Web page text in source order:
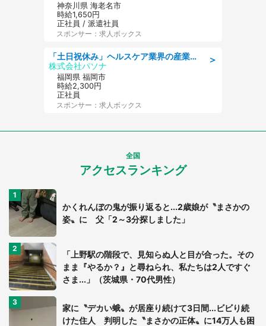
神奈川県 海老名市
時給1,650円
正社員 / 派遣社員
スポンサー：求人ボックス
＞
「土日祝休み」ヘルスケア業界の産業保健師/高時給/未経験OK/要資格:保健師、正看護師
株式会社パソナ
福岡県 福岡市
時給2,300円
正社員
スポンサー：求人ボックス
全国
アクセスランキング
かくれんぼの鬼が振り返ると...2歳娘が〝まさかの
姿〟に 父「2～3分探しました」
「上野駅の階段で、見知らぬ人と目が合った。その
まま『やるか？』と尋ねられ、私たちは2人ですぐ
さま...」（茨城県・70代男性）
家に〝デカい蛾〟が居座り続けて3日間...ビビり続
けた住人 判明した〝まさかの正体〟に14万人も困